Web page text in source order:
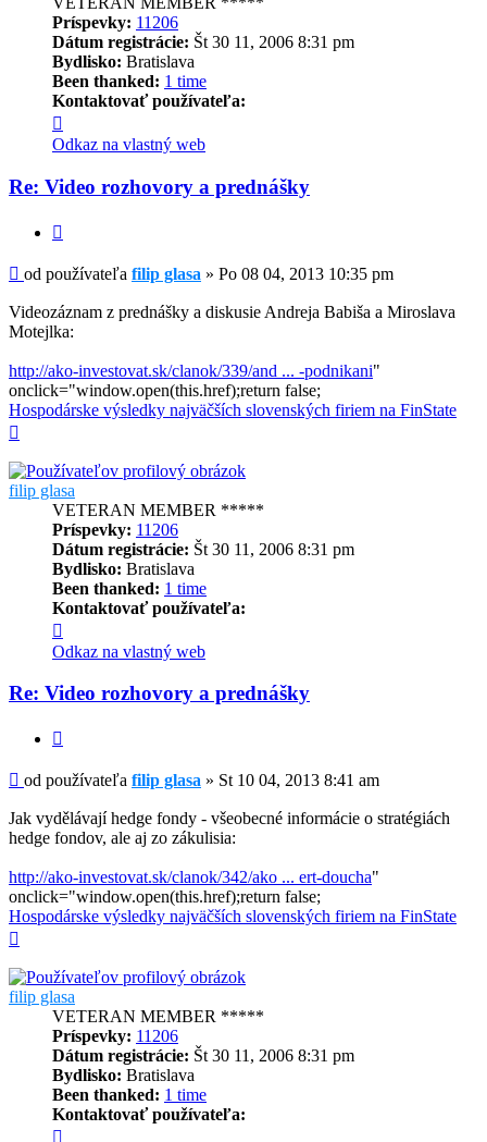
Príspevky: 11206
Dátum registrácie: Št 30 11, 2006 8:31 pm
Bydlisko: Bratislava
Been thanked: 1 time
Kontaktovať používateľa:
informácie
používateľa
-
filip
Odkaz na vlastný web
Re: Video rozhovory a prednášky
Príspevok
od používateľa filip glasa » Po 08 04, 2013 10:35 pm
Videozáznam z prednášky a diskusie Andreja Babiša a Miroslava
Motejlka:
http://ako-investovat.sk/clanok/339/and ... -podnikani"
onclick="window.open(this.href);return false;
Hospodárske výsledky najväčších slovenských firiem na FinState
filip glasa
VETERAN MEMBER *****
Príspevky: 11206
Dátum registrácie: Št 30 11, 2006 8:31 pm
Bydlisko: Bratislava
Been thanked: 1 time
Kontaktovať používateľa:
informácie
používateľa
-
filip
Odkaz na vlastný web
Re: Video rozhovory a prednášky
Príspevok
od používateľa filip glasa » St 10 04, 2013 8:41 am
Jak vydělávají hedge fondy - všeobecné informácie o stratégiách
hedge fondov, ale aj zo zákulisia:
http://ako-investovat.sk/clanok/342/ako ... ert-doucha"
onclick="window.open(this.href);return false;
Hospodárske výsledky najväčších slovenských firiem na FinState
filip glasa
VETERAN MEMBER *****
Príspevky: 11206
Dátum registrácie: Št 30 11, 2006 8:31 pm
Bydlisko: Bratislava
Been thanked: 1 time
Kontaktovať používateľa: